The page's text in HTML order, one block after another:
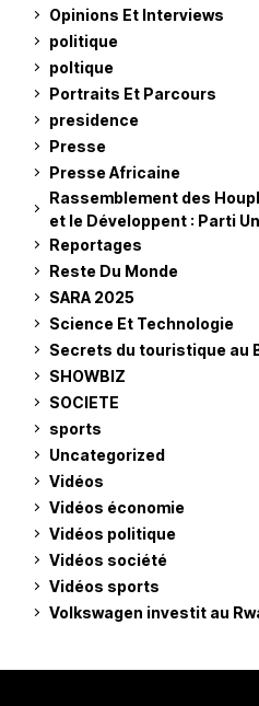
Opinions Et Interviews
politique
poltique
Portraits Et Parcours
presidence
Presse
Presse Africaine
Rassemblement des
et le Développent : Parti
Reportages
Reste Du Monde
SARA 2025
Science Et Technologie
Secrets du touristique au
SHOWBIZ
SOCIETE
sports
Uncategorized
Vidéos
Vidéos économie
Vidéos politique
Vidéos société
Vidéos sports
Volkswagen investit au